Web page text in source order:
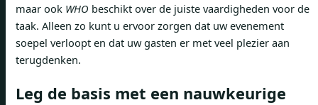
maar ook WHO beschikt over de juiste vaardigheden voor de
taak. Alleen zo kunt u ervoor zorgen dat uw evenement
soepel verloopt en dat uw gasten er met veel plezier aan
terugdenken.
Leg de basis met een nauwkeurige